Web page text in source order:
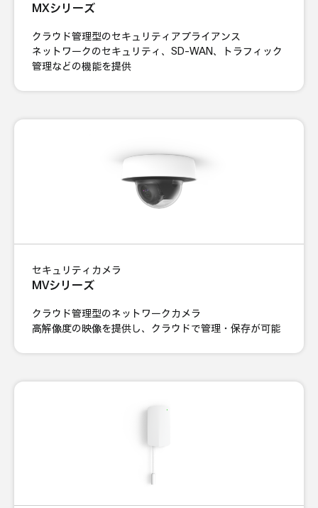
MXシリーズ
クラウド管理型のセキュリティアプライアンス
ネットワークのセキュリティ、SD-WAN、トラフィック
管理などの機能を提供
セキュリティカメラ
MVシリーズ
クラウド管理型のネットワークカメラ
高解像度の映像を提供し、クラウドで管理・保存が可能